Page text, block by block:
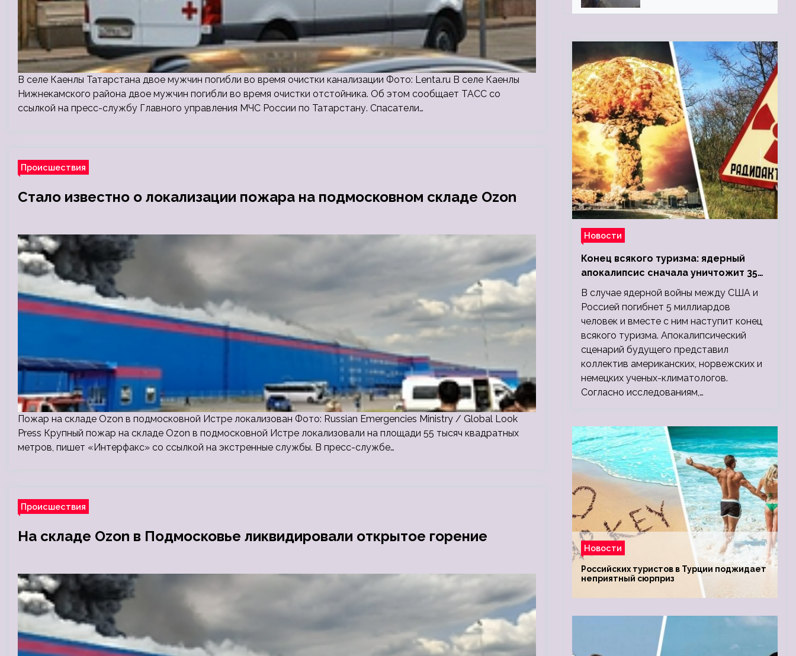
В селе Каенлы Татарстана двое мужчин погибли во время очистки канализации Фото: Lenta.ru В селе Каенлы
Нижнекамского района двое мужчин погибли во время очистки отстойника. Об этом сообщает ТАСС со
ссылкой на пресс-службу Главного управления МЧС России по Татарстану. Спасатели…
Происшествия
Стало известно о локализации пожара на подмосковном складе Ozon
Пожар на складе Ozon в подмосковной Истре локализован Фото: Russian Emergencies Ministry / Global Look
Press Крупный пожар на складе Ozon в подмосковной Истре локализовали на площади 55 тысяч квадратных
метров, пишет «Интерфакс» со ссылкой на экстренные службы. В пресс-службе…
Происшествия
На складе Ozon в Подмосковье ликвидировали открытое горение
Новости
Конец всякого туризма: ядерный
апокалипсис сначала уничтожит 350
миллионов, а потом 5 миллиардов
людей
В случае ядерной войны между США и
Россией погибнет 5 миллиардов
человек и вместе с ним наступит конец
всякого туризма. Апокалипсический
сценарий будущего представил
коллектив американских, норвежских и
немецких ученых-климатологов.
Согласно исследованиям,…
Новости
Российских туристов в Турции поджидает
неприятный сюрприз